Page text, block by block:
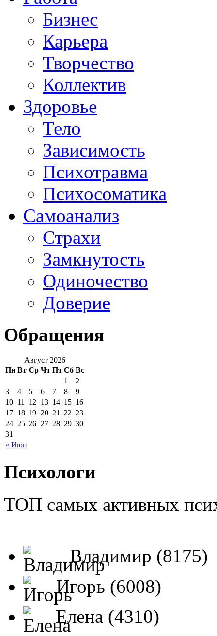
Бизнес
Карьера
Творчество
Коллектив
Здоровье
Тело
Зависимость
Психотравма
Психосоматика
Самоанализ
Страхи
Замкнутость
Одиночество
Доверие
Обращения
Август 2026
Пн Вт Ср Чт Пт Сб Вс
« Июн
1
2
3
4 5 6 7 8
9
10 11 12 13 14 15 16
17 18 19 20 21 22 23
24 25 26 27 28 29 30
31
Психологи
ТОП самых активных
Владимир (8175)
Игорь (6008)
Елена (4310)